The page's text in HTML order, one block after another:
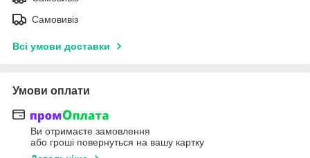
Самовивіз
Всі умови доставки
Умови оплати
Ви отримаєте замовлення
або гроші повернуться на вашу картку